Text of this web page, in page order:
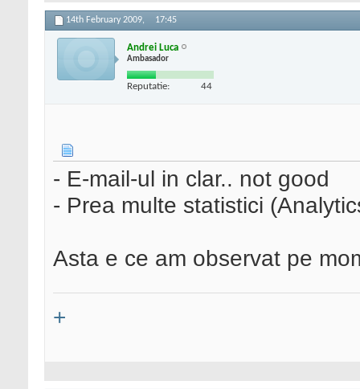
14th February 2009, 17:45
Andrei Luca
Ambasador
Reputatie: 44
- E-mail-ul in clar.. not good
- Prea multe statistici
Asta e ce am observat pe
+